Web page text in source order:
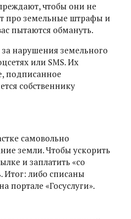
чтобы они не
про земельные штрафы и
пытаются обмануть.
нарушения земельного
или SMS. Их
подписанное
собственнику
самовольно
земли. Чтобы ускорить
и заплатить «со
Итог: либо списаны
портале «Госуслуги».